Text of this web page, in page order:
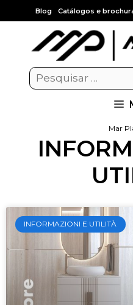
Blog Catálogos e
Mar
INFORMAZIONI E UTILITÀ